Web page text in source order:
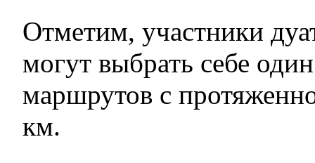
Отметим, участники
могут выбрать себе
маршрутов с
км.